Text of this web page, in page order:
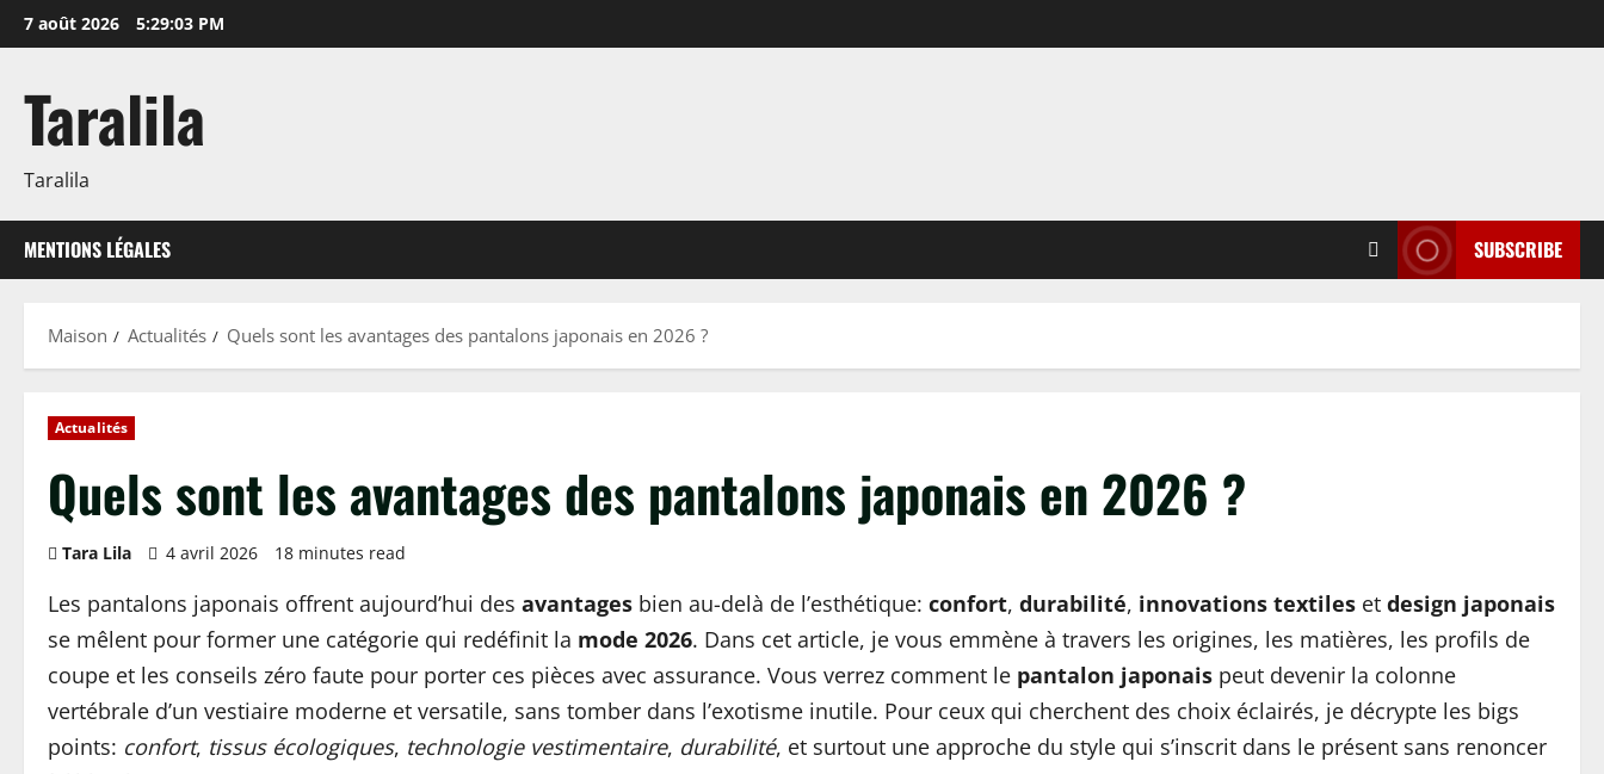
Passer
au
7 août 2026 5:29:04 PM
Taralila
Taralila
MENTIONS LÉGALES SUBSCRIBE
Maison Actualités Quels sont les avantages des pantalons japonais en 2026 ?
Actualités
Quels sont les avantages des pantalons japonais en 2026 ?
Tara Lila 4 avril 2026 18 minutes read
Les pantalons japonais offrent aujourd’hui des avantages bien au-delà de l’esthétique: confort, durabilité, innovations textiles et design japonais
se mêlent pour former une catégorie qui redéfinit la mode 2026. Dans cet article, je vous emmène à travers les origines, les matières, les profils de
coupe et les conseils zéro faute pour porter ces pièces avec assurance. Vous verrez comment le pantalon japonais peut devenir la colonne
vertébrale d’un vestiaire moderne et versatile, sans tomber dans l’exotisme inutile. Pour ceux qui cherchent des choix éclairés, je décrypte les bigs
points: confort, tissus écologiques, technologie vestimentaire, durabilité, et surtout une approche du style qui s’inscrit dans le présent sans renoncer